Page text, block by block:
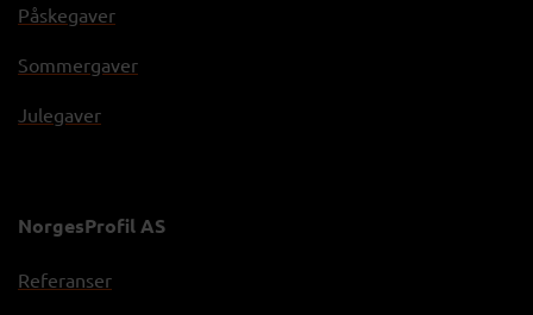
Påskegaver
Sommergaver
Julegaver
NorgesProfil AS
Referanser